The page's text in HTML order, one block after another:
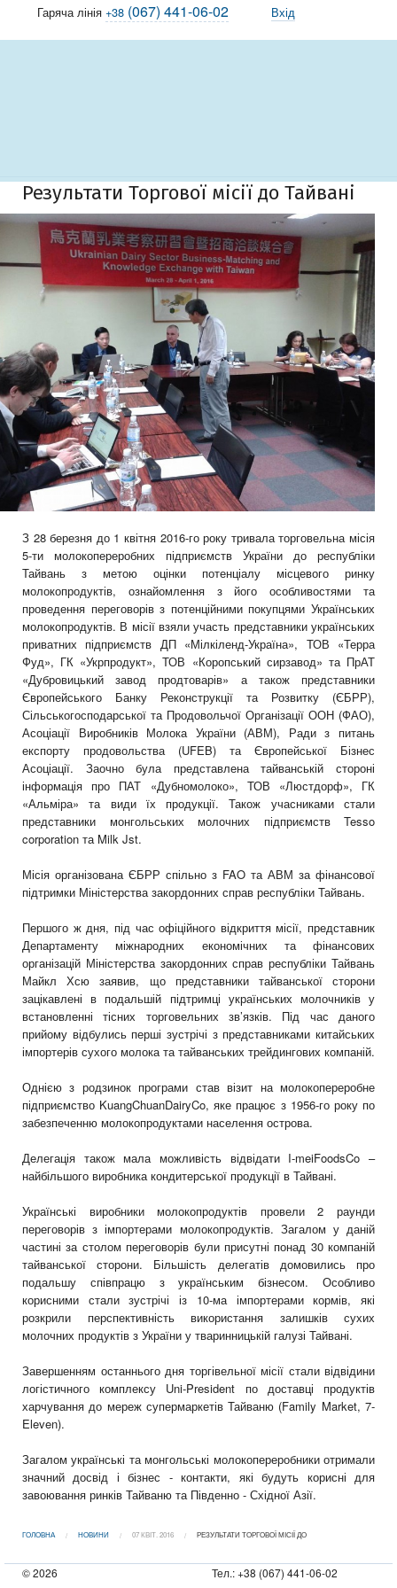
Гаряча лінія +38 (067) 441-06-02 Вхід
Результати Торгової місії до Тайвані
З 28 березня до 1 квітня 2016-го року тривала торговельна місія
5-ти молокопереробних підприємств України до республіки
Тайвань з метою оцінки потенціалу місцевого ринку
молокопродуктів, ознайомлення з його особливостями та
проведення переговорів з потенційними покупцями Українських
молокопродуктів. В місії взяли участь представники українських
приватних підприємств ДП «Мілкіленд-Україна», ТОВ «Терра
Фуд», ГК «Укрпродукт», ТОВ «Коропський сирзавод» та ПрАТ
«Дубровицький завод продтоварів» а також представники
Європейського Банку Реконструкції та Розвитку (ЄБРР),
Сільськогосподарської та Продовольчої Організації ООН (ФАО),
Асоціації Виробників Молока України (АВМ), Ради з питань
експорту продовольства (UFEB) та Європейської Бізнес
Асоціації. Заочно була представлена тайванській стороні
інформація про ПАТ «Дубномолоко», ТОВ «Люстдорф», ГК
«Альміра» та види їх продукції. Також учасниками стали
представники монгольських молочних підприємств Tesso
corporation та Milk Jst.
Місія організована ЄБРР спільно з FAO та АВМ за фінансової
підтримки Міністерства закордонних справ республіки Тайвань.
Першого ж дня, під час офіційного відкриття місії, представник
Департаменту міжнародних економічних та фінансових
організацій Міністерства закордонних справ республіки Тайвань
Майкл Хсю заявив, що представники тайванської сторони
зацікавлені в подальшій підтримці українських молочників у
встановленні тісних торговельних зв’язків. Під час даного
прийому відбулись перші зустрічі з представниками китайських
імпортерів сухого молока та тайванських трейдингових компаній.
Однією з родзинок програми став візит на молокопереробне
підприємство KuangChuanDairyCo, яке працює з 1956-го року по
забезпеченню молокопродуктами населення острова.
Делегація також мала можливість відвідати I-meiFoodsCo –
найбільшого виробника кондитерської продукції в Тайвані.
Українські виробники молокопродуктів провели 2 раунди
переговорів з імпортерами молокопродуктів. Загалом у даній
частині за столом переговорів були присутні понад 30 компаній
тайванської сторони. Більшість делегатів домовились про
подальшу співпрацю з українським бізнесом. Особливо
корисними стали зустрічі із 10-ма імпортерами кормів, які
розкрили перспективність використання залишків сухих
молочних продуктів з України у тваринницькій галузі Тайвані.
Завершенням останнього дня торгівельної місії стали відвідини
логістичного комплексу Uni-President по доставці продуктів
харчування до мереж супермаркетів Тайваню (Family Market, 7-
Eleven).
Загалом українські та монгольські молокопереробники отримали
значний досвід і бізнес - контакти, які будуть корисні для
завоювання ринків Тайваню та Південно - Східної Азії.
ГОЛОВНА НОВИНИ 07 КВІТ. 2016 РЕЗУЛЬТАТИ ТОРГОВОЇ МІСІЇ ДО
© 2026 Тел.: +38 (067) 441-06-02